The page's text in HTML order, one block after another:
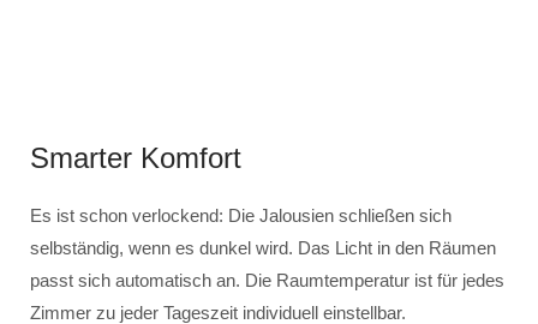
Smarter Komfort
Es ist schon verlockend: Die Jalousien schließen sich
selbständig, wenn es dunkel wird. Das Licht in den Räumen
passt sich automatisch an. Die Raumtemperatur ist für jedes
Zimmer zu jeder Tageszeit individuell einstellbar.